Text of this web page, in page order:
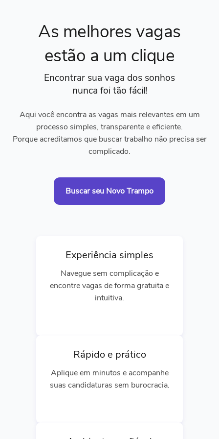
As melhores vagas
estão a um clique
Encontrar sua vaga dos sonhos
nunca foi tão fácil!
Aqui você encontra as vagas mais relevantes em um
processo simples, transparente e eficiente.
Porque acreditamos que buscar trabalho não precisa ser
complicado.
Buscar seu Novo Trampo
Experiência simples
Navegue sem complicação e
encontre vagas de forma gratuita e
intuitiva.
Rápido e prático
Aplique em minutos e acompanhe
suas candidaturas sem burocracia.